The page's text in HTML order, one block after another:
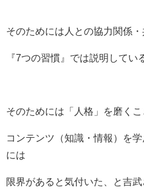
そのためには人との協力関係
『7つの習慣』では説明してい
そのためには「人格」を磨くこ
コンテンツ（知識・情報）を
には
限界があると気付いた、と吉武